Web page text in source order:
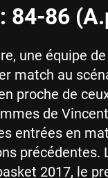
84-86
une équipe
match au
proche de
de
entrées en
précédentes.
2017, le